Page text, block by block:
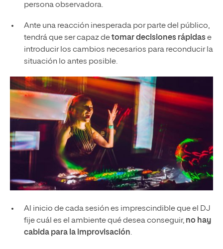
persona observadora.
Ante una reacción inesperada por parte del público,
tendrá que ser capaz detomar decisiones rápidase
introducir los cambios necesarios para reconducir la
situación lo antes posible.
Al inicio de cada sesión es imprescindible que el DJ
fije cuál es el ambiente qué desea conseguir, no hay
cabida para la improvisación.